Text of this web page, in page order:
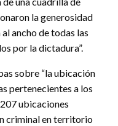
la generosidad
ancho de todas las
por la dictadura”.
sobre “la ubicación
pertenecientes a los
ubicaciones
criminal en territorio